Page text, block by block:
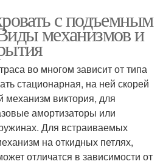
с подъемным
механизмов и
во многом зависит от типа
стационарная, на ней скорей
механизм виктория, для
амортизаторы или
Для встраиваемых
на откидных петлях,
отличатся в зависимости от